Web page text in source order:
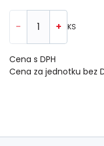
- + KS
Cena za jednotku bez
Cena s DPH